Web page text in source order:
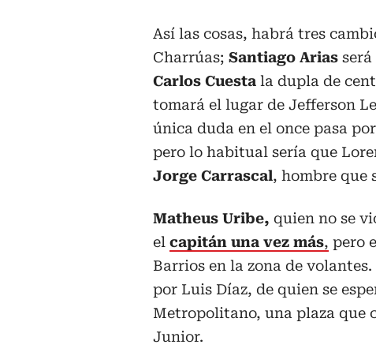
Así las cosas, habrá tres
Charrúas; Santiago Arias
Carlos Cuesta la dupla de
tomará el lugar de Jefferson
única duda en el once pasa
pero lo habitual sería que
Jorge Carrascal, hombre que
Matheus Uribe, quien no se
el capitán una vez más, pero
Barrios en la zona de
por Luis Díaz, de quien se
Metropolitano, una plaza que
Junior.